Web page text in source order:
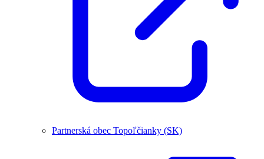
Partnerská obec Topoľčianky (SK)